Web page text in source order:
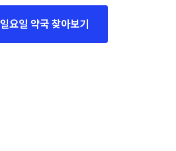
일요일 약국 찾아보기